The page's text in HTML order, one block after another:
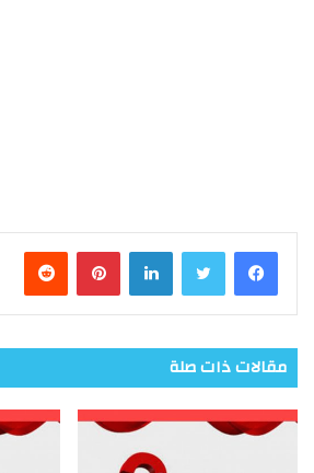
فيسبوك تويتر لينكدإن بينتيريست
مقالات ذات صلة